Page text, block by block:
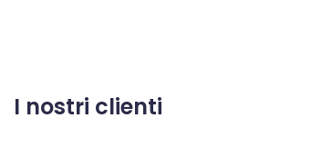
I nostri clienti